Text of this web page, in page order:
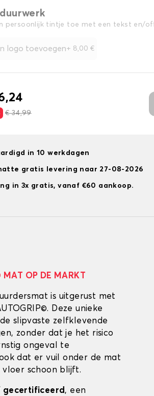
persoonlijk tintje toe met een tekst en/
logo toevoegen+ 8,00 €
€ 34,99
in 10 werkdagen
gratis levering naar 27-08-2026
in 3x gratis, vanaf €60 aankoop.
MAT OP DE MARKT
is uitgerust met
Deze unieke
slipvaste zelfklevende
zonder dat je het risico
ongeval te
dat er vuil onder de mat
vloer schoon blijft.
gecertificeerd, een